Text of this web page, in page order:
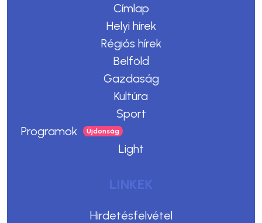
Címlap
Helyi hírek
Régiós hírek
Belföld
Gazdaság
Kultúra
Sport
Programok
Light
LINKEK
Hirdetésfelvétel